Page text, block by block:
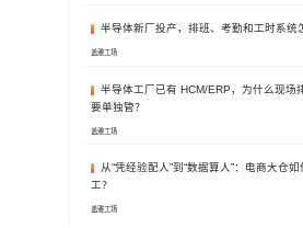
半导体新厂投产，排班、考勤和工时系统
盖雅工场
半导体工厂已有 HCM/ERP，为什么现场
要单独管？
盖雅工场
从“凭经验配人”到“数据算人”：电商大仓
工？
盖雅工场